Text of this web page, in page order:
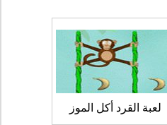
لعبة القرد أكل الموز